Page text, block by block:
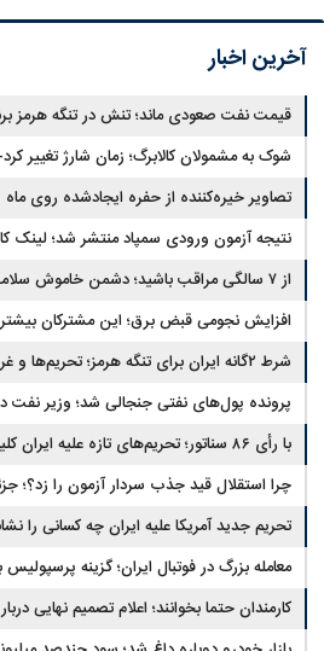
آخرین اخبار
قیمت نفت صعودی ماند؛ تنش در تنگه هرمز برنت را ۸۳
شوک به مشمولان کالابرگ؛ زمان شارژ تغییر
تصاویر خیره‌کننده از حفره ایجادشده روی
نتیجه آزمون ورودی سمپاد منتشر شد؛ لینک
از ۷ سالگی مراقب باشید؛ دشمن خاموش سلامت کودکان شناسایی شد
افزایش نجومی قبض برق؛ این مشترکان
شرط ۲گانه ایران برای تنگه هرمز؛ تحریم‌ها و غرامت به معادله برگشتند
پرونده پول‌های نفتی جنجالی شد؛ وزیر
با رأی ۸۶ سناتور؛ تحریم‌های تازه علیه ایران کلید خورد
چرا استقلال قید جذب سردار آزمون را زد؟؛
تحریم جدید آمریکا علیه ایران چه کسانی را
معامله بزرگ در فوتبال ایران؛ گزینه
کارمندان حتما بخوانند؛ اعلام تصمیم نهایی